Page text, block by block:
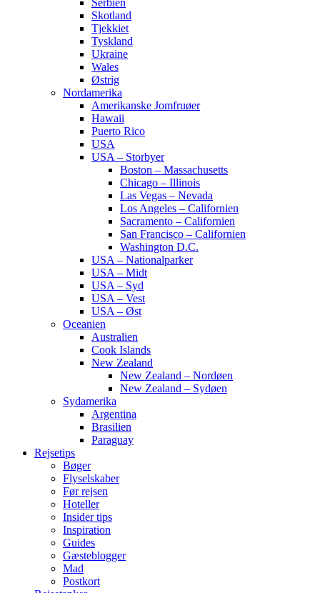
Serbien
Skotland
Tjekkiet
Tyskland
Ukraine
Wales
Østrig
Nordamerika
Amerikanske Jomfruøer
Hawaii
Puerto Rico
USA
USA – Storbyer
Boston – Massachusetts
Chicago – Illinois
Las Vegas – Nevada
Los Angeles – Californien
Sacramento – Californien
San Francisco – Californien
Washington D.C.
USA – Nationalparker
USA – Midt
USA – Syd
USA – Vest
USA – Øst
Oceanien
Australien
Cook Islands
New Zealand
New Zealand – Nordøen
New Zealand – Sydøen
Sydamerika
Argentina
Brasilien
Paraguay
Rejsetips
Bøger
Flyselskaber
Før rejsen
Hoteller
Insider tips
Inspiration
Guides
Gæsteblogger
Mad
Postkort